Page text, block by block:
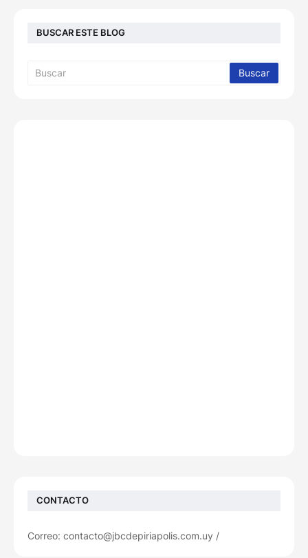
BUSCAR ESTE BLOG
CONTACTO
Correo: contacto@jbcdepiriapolis.com.uy /